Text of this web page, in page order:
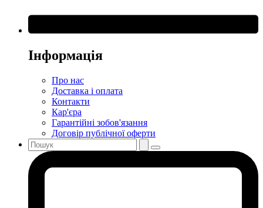
Інформація
Про нас
Доставка і оплата
Контакти
Кар'єра
Гарантійні зобов'язання
Договір публічної оферти